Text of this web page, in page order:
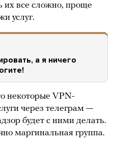
их все сложно, проще
услуг.
а я ничего
некоторые VPN-
через телеграм —
будет с ними делать.
маргинальная группа.